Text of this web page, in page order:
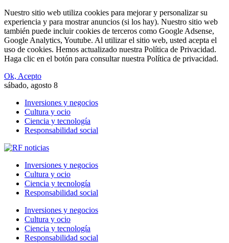
Nuestro sitio web utiliza cookies para mejorar y personalizar su
experiencia y para mostrar anuncios (si los hay). Nuestro sitio web
también puede incluir cookies de terceros como Google Adsense,
Google Analytics, Youtube. Al utilizar el sitio web, usted acepta el
uso de cookies. Hemos actualizado nuestra Política de Privacidad.
Haga clic en el botón para consultar nuestra Política de privacidad.
Ok, Acepto
sábado, agosto 8
Inversiones y negocios
Cultura y ocio
Ciencia y tecnología
Responsabilidad social
Inversiones y negocios
Cultura y ocio
Ciencia y tecnología
Responsabilidad social
Inversiones y negocios
Cultura y ocio
Ciencia y tecnología
Responsabilidad social